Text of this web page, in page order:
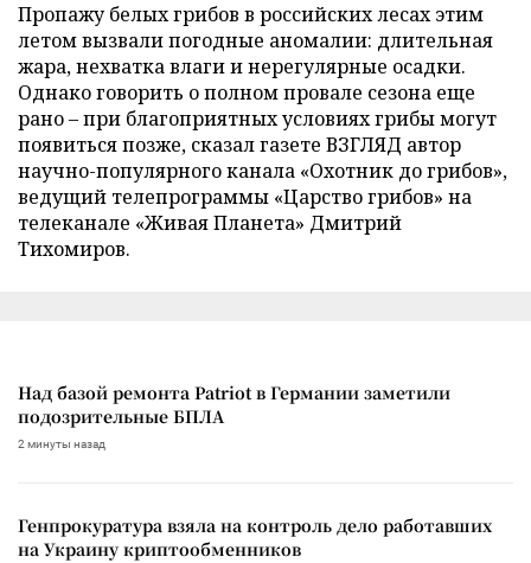
Пропажу белых грибов в российских лесах этим
летом вызвали погодные аномалии: длительная
жара, нехватка влаги и нерегулярные осадки.
Однако говорить о полном провале сезона еще
рано – при благоприятных условиях грибы могут
появиться позже, сказал газете ВЗГЛЯД автор
научно-популярного канала «Охотник до грибов»,
ведущий телепрограммы «Царство грибов» на
телеканале «Живая Планета» Дмитрий
Тихомиров.
Над базой ремонта Patriot в Германии заметили
подозрительные БПЛА
2 минуты назад
Генпрокуратура взяла на контроль дело работавших
на Украину криптообменников